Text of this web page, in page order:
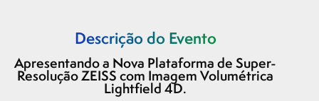
Segmentos
Catálogos
Descrição do Evento
Apresentando a Nova Plataforma de Super-
Resolução ZEISS com Imagem Volumétrica
Lightfield 4D.